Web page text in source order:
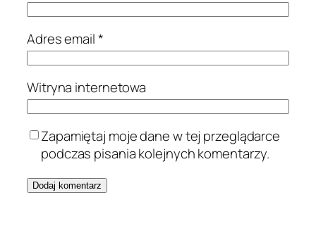
Adres email*
Witryna internetowa
Zapamiętaj moje dane w tej przeglądarce
podczas pisania kolejnych komentarzy.